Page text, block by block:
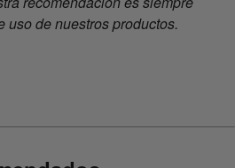
uso de nuestros productos.